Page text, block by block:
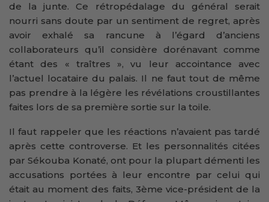
de la junte. Ce rétropédalage du général serait
nourri sans doute par un sentiment de regret, après
avoir exhalé sa rancune à l’égard d’anciens
collaborateurs qu’il considère dorénavant comme
étant des « traîtres », vu leur accointance avec
l’actuel locataire du palais. Il ne faut tout de même
pas prendre à la légère les révélations croustillantes
faites lors de sa première sortie sur la toile.
Il faut rappeler que les réactions n’avaient pas tardé
après cette controverse. Et les personnalités citées
par Sékouba Konaté, ont pour la plupart démenti les
accusations portées à leur encontre par celui qui
était au moment des faits, 3ème vice-président de la